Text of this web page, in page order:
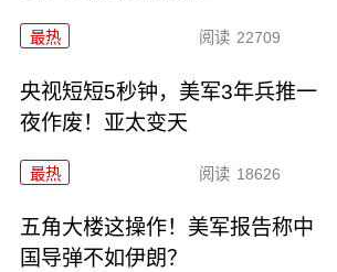
最热 阅读 22709
央视短短5秒钟，美军3年兵推一
夜作废！亚太变天
最热 阅读 18626
五角大楼这操作！美军报告称中
国导弹不如伊朗？